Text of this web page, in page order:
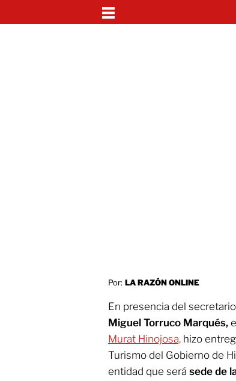
Por: LA RAZÓN ONLINE
En presencia del
Miguel Torruco Marqués,
Murat Hinojosa, hizo
Turismo del Gobierno de
entidad que será sede de